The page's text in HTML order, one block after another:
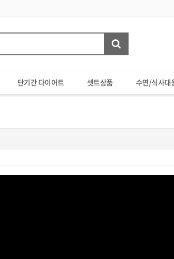
단기간 다이어트 셋트상품 수면/식사대